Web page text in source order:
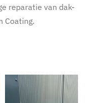
reparatie van dak-
Coating.